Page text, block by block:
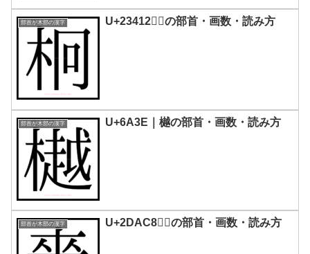
部首が木部の漢字 U+23412｜𣐒の部首・画数・読み方
部首が木部の漢字 U+6A3E｜樾の部首・画数・読み方
部首が木部の漢字 U+2DAC8｜𭫈の部首・画数・読み方